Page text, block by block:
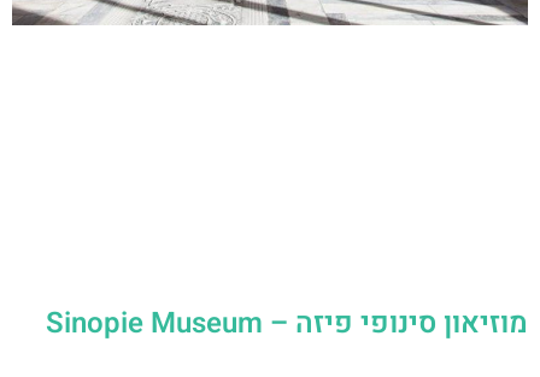
מוזיאון סינופי פיזה – Sinopie Museum